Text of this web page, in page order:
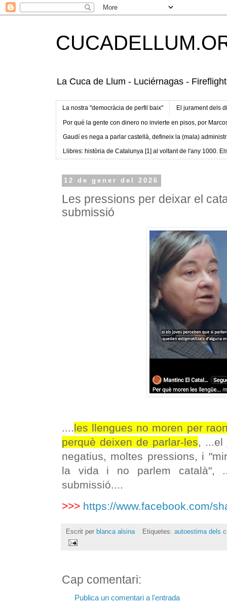
La Cuca de Llum - Luciérnagas -
La nostra "democràcia de perfil baix" El jurament dels
Por qué la gente con dinero no invierte en pisos, por
Gaudí es nega a parlar castellà, defineix la (mala)
Llibres: història de Catalunya [1] al voltant de l'any 1000.
12 de gener del 2026
Les pressions per deixar el
submissió
....les llengues no moren per
perquè deixen de parlar-les, ...el
negatius, moltes pressions, i
la vida i no parlem català",
submissió....
>>> https://www.facebook.com/
Escrit per blanca alsina Etiquetes: autoestima dels
Cap comentari:
Publica un comentari a l'entrada